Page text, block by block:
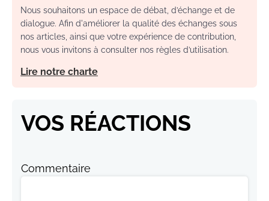
Nous souhaitons un espace de débat, d’échange et de
dialogue. Afin d'améliorer la qualité des échanges sous
nos articles, ainsi que votre expérience de contribution,
nous vous invitons à consulter nos règles d’utilisation.
Lire notre charte
VOS RÉACTIONS
Commentaire